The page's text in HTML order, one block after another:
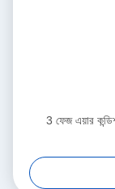
3 ফেজ এয়ার